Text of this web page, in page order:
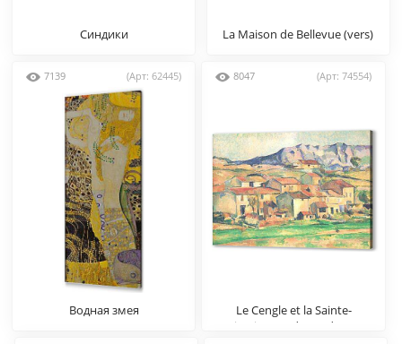
Синдики La Maison de Bellevue (vers)
7139 (Арт: 62445)
Водная змея
8047 (Арт: 74554)
Le Cengle et la Sainte-
Victoire vus de Gardanne